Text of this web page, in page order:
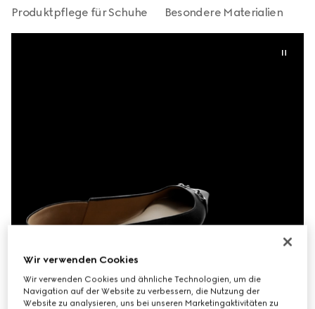
Produktpflege für Schuhe Besondere Materialien
Wir verwenden Cookies
Wir verwenden Cookies und ähnliche Technologien, um die
Navigation auf der Website zu verbessern, die Nutzung der
Website zu analysieren, uns bei unseren Marketingaktivitäten zu